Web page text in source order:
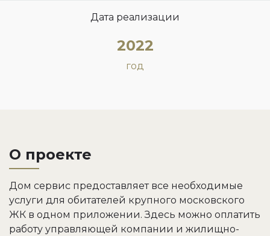
Дата реализации
2022
год
О проекте
Дом сервис предоставляет все необходимые
услуги для обитателей крупного московского
ЖК в одном приложении. Здесь можно оплатить
работу управляющей компании и жилищно-